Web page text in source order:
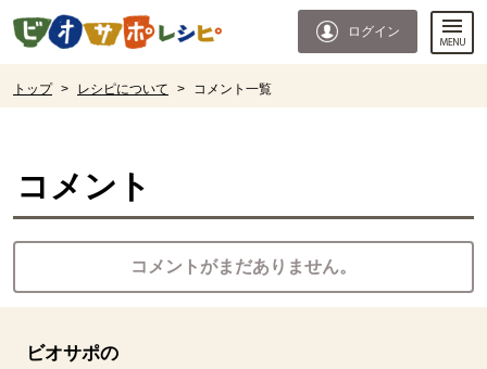
ページの先頭です。
ログイン
トップ > レシピについて > コメント一覧
コメント
コメントがまだありません。
ビオサポの